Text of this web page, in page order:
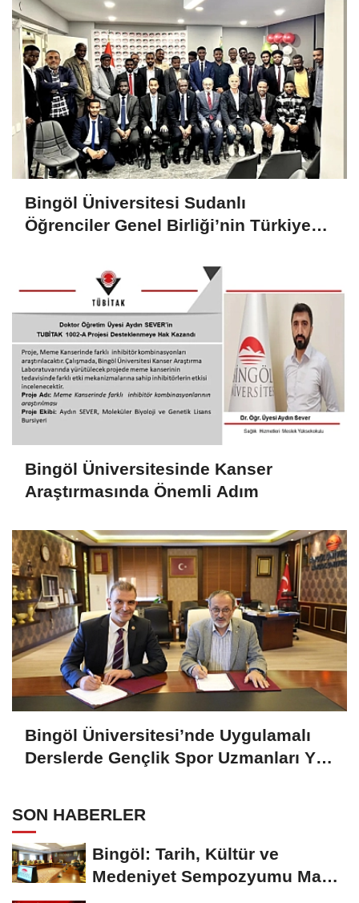
Bingöl Üniversitesi Sudanlı
Öğrenciler Genel Birliği’nin Türkiye
Bingöl Üniversitesinde Kanser
Araştırmasında Önemli Adım
Bingöl Üniversitesi’nde Uygulamalı
Derslerde Gençlik Spor Uzmanları Yer
SON HABERLER
Bingöl: Tarih, Kültür ve
Medeniyet Sempozyumu Mayıs